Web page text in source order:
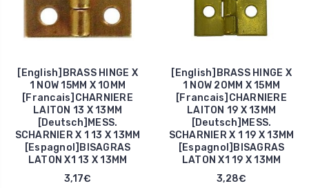
[English]BRASS HINGE X
1 NOW 15MM X 10MM
[Francais]CHARNIERE
LAITON 13 X 13MM
[Deutsch]MESS.
SCHARNIER X 1 13 X 13MM
[Espagnol]BISAGRAS
LATON X1 13 X 13MM
3,17€
[English]BRASS HINGE X
1 NOW 20MM X 15MM
[Francais]CHARNIERE
LAITON 19 X 13MM
[Deutsch]MESS.
SCHARNIER X 1 19 X 13MM
[Espagnol]BISAGRAS
LATON X1 19 X 13MM
3,28€